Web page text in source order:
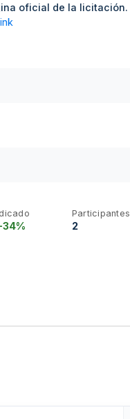
oficial de la licitación.
34%
Participantes
2